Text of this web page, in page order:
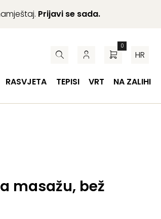
Prijavi se sada.
0
HR
RASVJETA TEPISI VRT NA ZALIHI
masažu, bež